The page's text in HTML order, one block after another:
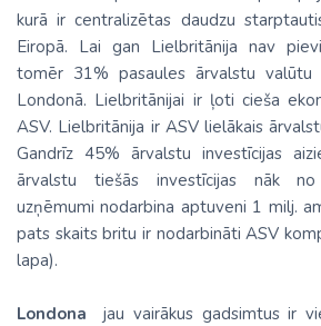
kurā ir centralizētas daudzu
Eiropā. Lai gan Lielbritānija nav
tomēr 31% pasaules ārvalstu valūtu
Londonā. Lielbritānijai ir ļoti cieša
ASV. Lielbritānija ir ASV lielākais
Gandrīz 45% ārvalstu investīcijas
ārvalstu tiešās investīcijas nāk no
uzņēmumi nodarbina aptuveni 1 milj.
pats skaits britu ir nodarbināti ASV
lapa).
Londona jau vairākus gadsimtus ir